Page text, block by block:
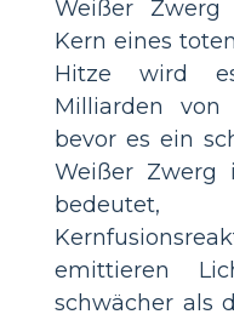
Weißer
Kern eines
Hitze wird
Milliarden
bevor es ein
Weißer Zwerg
emittieren
schwächer als